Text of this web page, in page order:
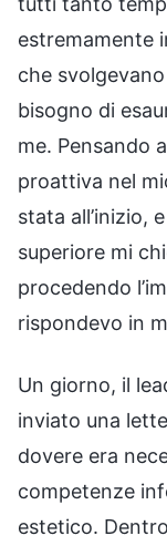
estremamente
che
bisogno di
me. Pensando
proattiva nel
stata all’inizio,
superiore mi
procedendo
rispondevo in
Un giorno, il
inviato una
dovere era
competenze
estetico.